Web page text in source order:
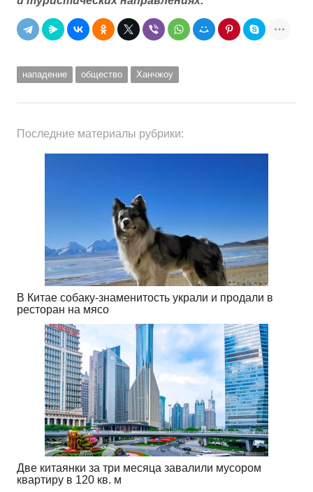
нападение общество Ханчжоу
Последние материалы рубрики:
В Китае собаку-знаменитость украли и продали в
ресторан на мясо
Две китаянки за три месяца завалили мусором
квартиру в 120 кв. м